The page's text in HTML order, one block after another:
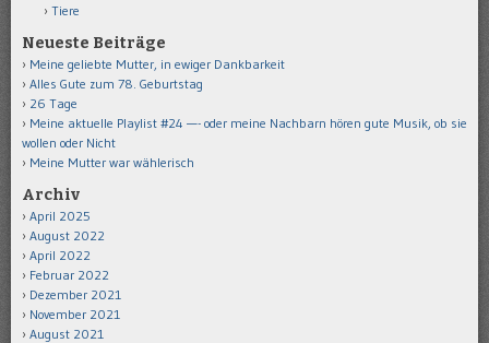
Tiere
Neueste Beiträge
Meine geliebte Mutter, in ewiger Dankbarkeit
Alles Gute zum 78. Geburtstag
26 Tage
Meine aktuelle Playlist #24 —- oder meine Nachbarn hören gute Musik, ob sie
wollen oder Nicht
Meine Mutter war wählerisch
Archiv
April 2025
August 2022
April 2022
Februar 2022
Dezember 2021
November 2021
August 2021